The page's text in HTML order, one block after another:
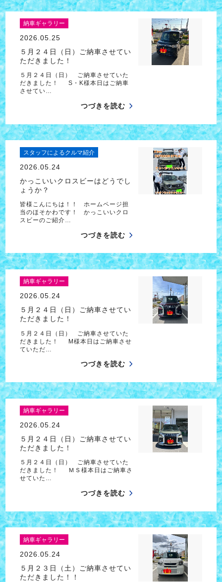
納車ギャラリー
2026.05.25
５月２４日（日）ご納車させてい
ただきました！
５月２４日（日） ご納車させていた
だきました！ S・K様本日はご納車
させてい…
つづきを読む
スタッフによるクルマ紹介
2026.05.24
かっこいいクロスビーはどうでし
ょうか？
皆様こんにちは！！ ホームページ担
当のほそかわです！ かっこいいクロ
スビーのご紹介…
つづきを読む
納車ギャラリー
2026.05.24
５月２４日（日）ご納車させてい
ただきました！
５月２４日（日） ご納車させていた
だきました！ M様本日はご納車させ
ていただ…
つづきを読む
納車ギャラリー
2026.05.24
５月２４日（日）ご納車させてい
ただきました！
５月２４日（日） ご納車させていた
だきました！ ＭＳ様本日はご納車さ
せていた…
つづきを読む
納車ギャラリー
2026.05.24
５月２３日（土）ご納車させてい
ただきました！！